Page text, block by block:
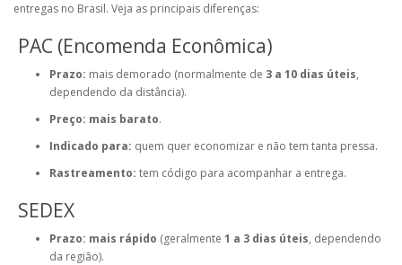
entregas no Brasil. Veja as principais diferenças:
PAC (Encomenda Econômica)
Prazo: mais demorado (normalmente de 3 a 10 dias úteis,
dependendo da distância).
Preço: mais barato.
Indicado para: quem quer economizar e não tem tanta pressa.
Rastreamento: tem código para acompanhar a entrega.
SEDEX
Prazo: mais rápido (geralmente 1 a 3 dias úteis, dependendo
da região).